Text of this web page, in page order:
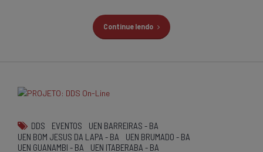
Continue lendo
DDS EVENTOS
UEN BARREIRAS - BA
UEN BOM JESUS DA LAPA - BA
UEN BRUMADO - BA
UEN GUANAMBI - BA
UEN ITABERABA - BA